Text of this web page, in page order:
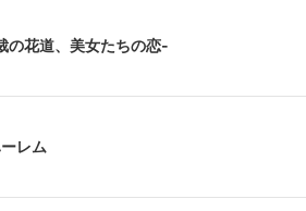
の花道、美女たちの恋-
レム